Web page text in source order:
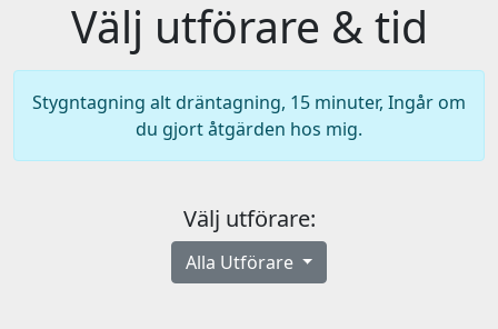
Välj utförare & tid
Stygntagning alt dräntagning, 15 minuter, Ingår om
du gjort åtgärden hos mig.
Välj utförare:
Alla Utförare